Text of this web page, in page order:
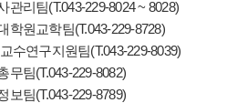
관리팀(T.043-229-8024 ~ 8028)
학원교학팀(T.043-229-8728)
수연구지원팀(T.043-229-8039)
무팀(T.043-229-8082)
보팀(T.043-229-8789)